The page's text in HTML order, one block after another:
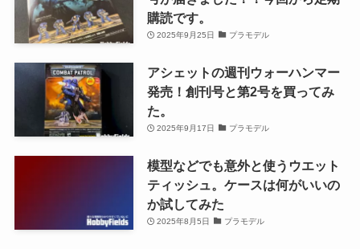
購読です。
2025年9月25日 プラモデル
アシェットの週刊ウォーハンマー
発売！創刊号と第2号を買ってみ
た。
2025年9月17日 プラモデル
模型などでも意外と使うウエット
ティッシュ。ケースは何がいいの
か試してみた
2025年8月5日 プラモデル